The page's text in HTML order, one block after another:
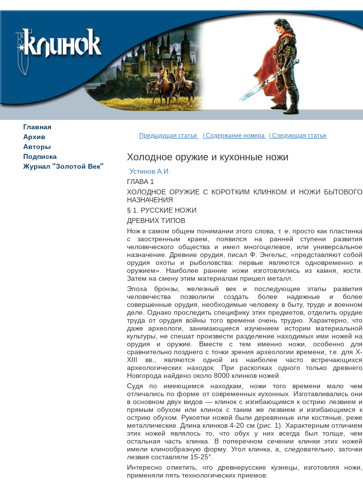
Главная
Архив
Авторы
Подписка
Журнал "Золотой Век"
Предыдущая статья | Содержание номера | Следующая статья
Холодное оружие и кухонные ножи
Устинов А.И.
ГЛАВА 1
ХОЛОДНОЕ ОРУЖИЕ С КОРОТКИМ КЛИНКОМ И НОЖИ БЫТОВОГО
НАЗНАЧЕНИЯ
§ 1. РУССКИЕ НОЖИ
ДРЕВНИХ ТИПОВ
Нож в самом общем понимании этого слова, т. е. просто как пластинка
с заостренным краем, появился на ранней ступени развития
человеческого общества и имел многоцелевое, или универсальное
назначение. Древние орудия, писал Ф. Энгельс, «представляют собой
орудия охоты и рыболовства: первые являются одновременно и
оружием». Наиболее ранние ножи изготовлялись из камня, кости.
Затем на смену этим материалам пришел металл.
Эпоха бронзы, железный век и последующие этапы развития
человечества позволили создать более надежные и более
совершенные орудия, необходимые человеку в быту, труде и военном
деле. Однако проследить специфику этих предметов, отделить орудие
труда от орудия войны того времени очень трудно. Характерно, что
даже археологи, занимающиеся изучением истории материальной
культуры, не спешат произвести разделение находимых ими ножей на
орудия и оружие. Вместе с тем именно ножи, особенно для
сравнительно позднего с точки зрения археологии времени, т.е. для Х-
ХIII вв., являются одной из наиболее часто встречающихся
археологических находок. При раскопках одного только древнего
Новгорода найдено около 8000 клинков ножей.
Судя по имеющимся находкам, ножи того времени мало чем
отличались по форме от современных кухонных. Изготавливались они
в основном двух видов — клинок с изгибающимся к острию лезвием и
прямым обухом или клинок с таким же лезвием и изгибающимся к
острию обухом. Рукоятки ножей были деревянные или костяные, реже
металлические. Длина клинков 4-20 см (рис. 1). Характерным отличием
этих ножей являлось то, что обух у них всегда был толще, чем
остальная часть клинка. В поперечном сечении клинки этих ножей
имели клинообразную форму. Угол клинка, а, следовательно, заточки
лезвия составляли 15-25°.
Интересно отметить, что древнерусские кузнецы, изготовляя ножи,
применяли пять технологических приемов: